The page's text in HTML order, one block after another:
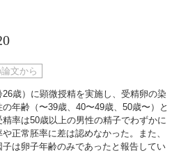
文から
26歳）に顕微授精を実施し、受精卵の染
年齢（〜39歳、40〜49歳、50歳〜）と
率は50歳以上の男性の精子でわずかに
正常胚率に差は認めなかった。また、
は卵子年齢のみであったと報告してい